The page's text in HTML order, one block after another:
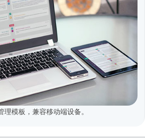
理模板，兼容移动端设备。